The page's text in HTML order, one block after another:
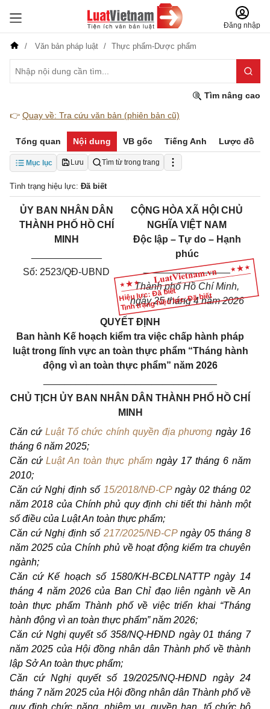
Đăng nhập
Văn bản pháp luật Thực phẩm-Dược phẩm
Tìm nâng cao
👉 Quay về: Tra cứu văn bản (phiên bản cũ)
Tổng quan Nội dung VB gốc Tiếng Anh Lược đồ
Mục lục Lưu Tìm từ trong trang
Tình trạng hiệu lực: Đã biết
Hiệu lực: Đã biết
Tình trạng hiệu lực: Đã biết
ỦY BAN NHÂN DÂN
THÀNH PHỐ HỒ CHÍ
MINH
Số: 2523/QĐ-UBND
CỘNG HÒA XÃ HỘI CHỦ
NGHĨA VIỆT NAM
Độc lập – Tự do – Hạnh
phúc
________________
Thành phố Hồ Chí Minh,
ngày 25 tháng 4 năm 2026
QUYẾT ĐỊNH
Ban hành Kế hoạch kiểm tra việc chấp hành pháp
luật trong lĩnh vực an toàn thực phẩm “Tháng hành
động vì an toàn thực phẩm” năm 2026
CHỦ TỊCH ỦY BAN NHÂN DÂN THÀNH PHỐ HỒ CHÍ
MINH
Căn cứ Luật Tổ chức chính quyền địa phương ngày 16
tháng 6 năm 2025;
Căn cứLuật An toàn thực phẩm ngày 17 tháng 6 năm
2010;
Căn cứ Nghị định số 15/2018/NĐ-CPngày 02 tháng 02
năm 2018 của Chính phủ quy định chi tiết thi hành một
số điều của Luật An toàn thực phẩm;
Căn cứ Nghị định số 217/2025/NĐ-CPngày 05 tháng 8
năm 2025 của Chính phủ về hoạt động kiểm tra chuyên
ngành;
Căn cứ Kế hoạch số 1580/KH-BCĐLNATTP ngày 14
tháng 4 năm 2026 của Ban Chỉ đạo liên ngành về An
toàn thực phẩm Thành phố về việc triển khai “Tháng
hành động vì an toàn thực phẩm” năm 2026;
Căn cứ Nghị quyết số 358/NQ-HĐND ngày 01 tháng 7
năm 2025 của Hội đồng nhân dân Thành phố về thành
lập Sở An toàn thực phẩm;
Căn cứ Nghị quyết số 19/2025/NQ-HĐND ngày 24
tháng 7 năm 2025 của Hội đồng nhân dân Thành phố về